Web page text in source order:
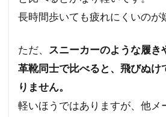
長時間歩いても疲れにくいのが
ただ、 スニーカーのような履き
革靴同士で比べると、飛びぬけ
りません。
軽いほうではありますが、他メ